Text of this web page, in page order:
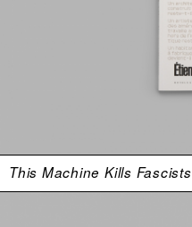
This Machine Kills Fascists